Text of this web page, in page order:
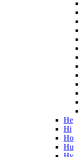
He
Hi
Ho
Hu